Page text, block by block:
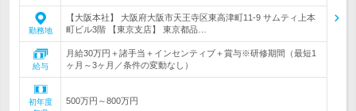
勤務地
【大阪本社】 大阪府大阪市天王寺区東高津町11‐9 サムティ上本
町ビル3階 【東京支店】 東京都品…
給与
月給30万円＋諸手当＋インセンティブ＋賞与※研修期間（最短1
ヶ月～3ヶ月／条件の変動なし）
初年度
500万円～800万円